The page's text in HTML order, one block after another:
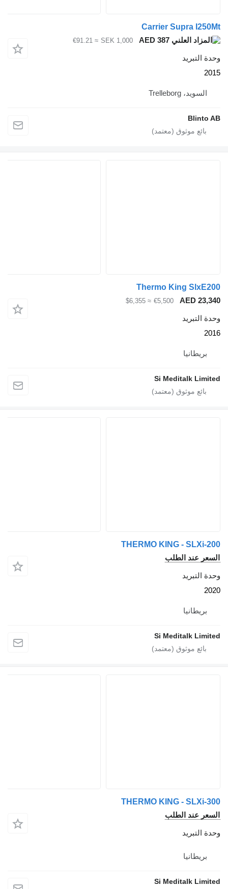
Carrier Supra
AED 387
SEK 1,000
≈ €91.21
Thermo King
AED
€5,500
≈ $6,355
Si Meditalk
THERMO KING -
عند الطلب
Si Meditalk
THERMO KING -
عند الطلب
Si Meditalk